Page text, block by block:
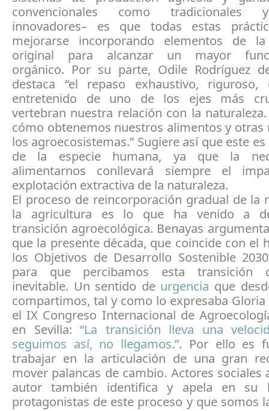
convencionales como tradicionales
innovadores– es que todas estas
mejorarse incorporando elementos de la
original para alcanzar un mayor
orgánico. Por su parte, Odile Rodríguez
destaca “el repaso exhaustivo, riguroso,
entretenido de uno de los ejes más
vertebran nuestra relación con la
cómo obtenemos nuestros alimentos y otras
los agroecosistemas.” Sugiere así que este
de la especie humana, ya que la
alimentarnos conllevará siempre el
explotación extractiva de la naturaleza.
El proceso de reincorporación gradual de la
la agricultura es lo que ha venido a
transición agroecológica. Benayas
que la presente década, que coincide con el
los Objetivos de Desarrollo Sostenible
para que percibamos esta transición
inevitable. Un sentido de urgencia que
compartimos, tal y como lo expresaba Gloria
el IX Congreso Internacional de
en Sevilla:“La transición lleva una
seguimos así, no llegamos.”. Por ello es
trabajar en la articulación de una gran
mover palancas de cambio. Actores sociales
autor también identifica y apela en su
protagonistas de este proceso y que somos